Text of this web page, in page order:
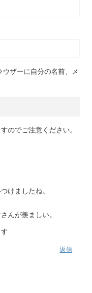
ザーに自分の名前、メ
のでご注意ください。
けましたね。
んが羨ましい。
返信